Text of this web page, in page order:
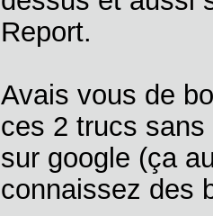
Report.
Avais vous de
ces 2 trucs
sur google (ça
connaissez des